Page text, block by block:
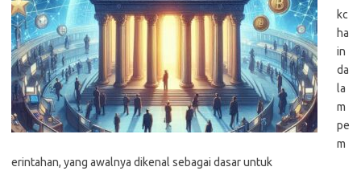
kc
ha
in
da
la
m
pe
m
erintahan, yang awalnya dikenal sebagai dasar untuk